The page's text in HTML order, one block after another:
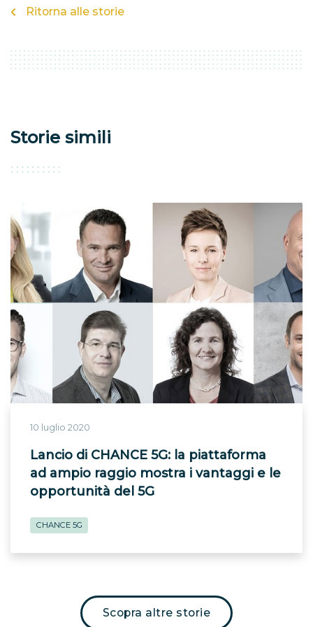
Ritorna alle storie
Storie simili
10 luglio 2020
Lancio di CHANCE 5G: la piattaforma
ad ampio raggio mostra i vantaggi e le
opportunità del 5G
CHANCE 5G
Scopra altre storie